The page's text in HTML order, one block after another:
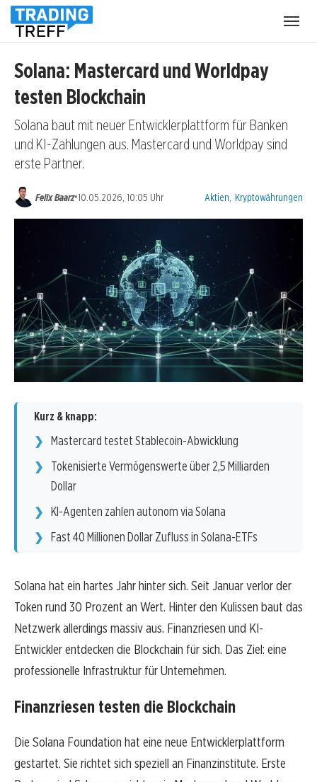
Solana: Mastercard und Worldpay
testen Blockchain
Solana baut mit neuer Entwicklerplattform für Banken
und KI-Zahlungen aus. Mastercard und Worldpay sind
erste Partner.
Felix Baarz•10.05.2026, 10:05 Uhr Kategorien:
Aktien Kryptowährungen
Kurz & knapp:
Mastercard testet Stablecoin-Abwicklung
Tokenisierte Vermögenswerte über 2,5 Milliarden
Dollar
KI-Agenten zahlen autonom via Solana
Fast 40 Millionen Dollar Zufluss in Solana-ETFs
Solana hat ein hartes Jahr hinter sich. Seit Januar verlor der
Token rund 30 Prozent an Wert. Hinter den Kulissen baut das
Netzwerk allerdings massiv aus. Finanzriesen und KI-
Entwickler entdecken die Blockchain für sich. Das Ziel: eine
professionelle Infrastruktur für Unternehmen.
Finanzriesen testen die Blockchain
Die Solana Foundation hat eine neue Entwicklerplattform
gestartet. Sie richtet sich speziell an Finanzinstitute. Erste